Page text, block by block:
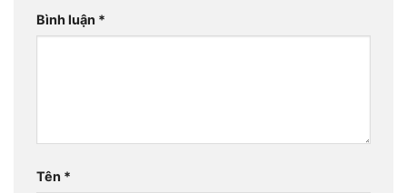
Bình luận *
Tên *